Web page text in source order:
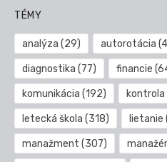
TÉMY
analýza (29) autorotácia
diagnostika (77) financie
komunikácia (192) kontrola
letecká škola (318) lietanie
manažment (307) manažér